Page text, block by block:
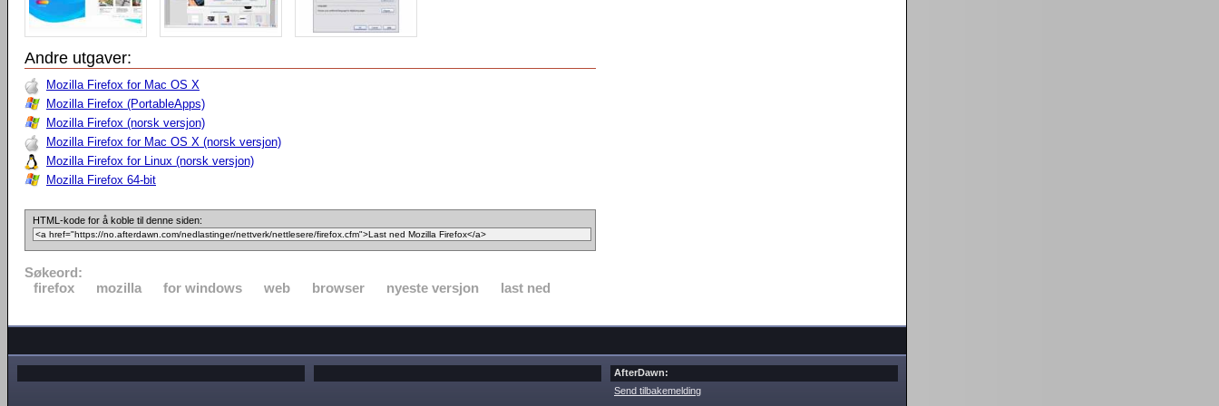
Andre utgaver:
Mozilla Firefox for Mac OS X
Mozilla Firefox (PortableApps)
Mozilla Firefox (norsk versjon)
Mozilla Firefox for Mac OS X (norsk versjon)
Mozilla Firefox for Linux (norsk versjon)
Mozilla Firefox 64-bit
HTML-kode for å koble til denne siden:
Søkeord:
firefox
mozilla for windows web browser nyeste versjon last ned
AfterDawn:
Send tilbakemelding